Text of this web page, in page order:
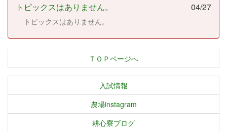
トピックスはありません。 04/27
トピックスはありません。
ＴＯＰページへ
入試情報
農場instagram
耕心寮ブログ